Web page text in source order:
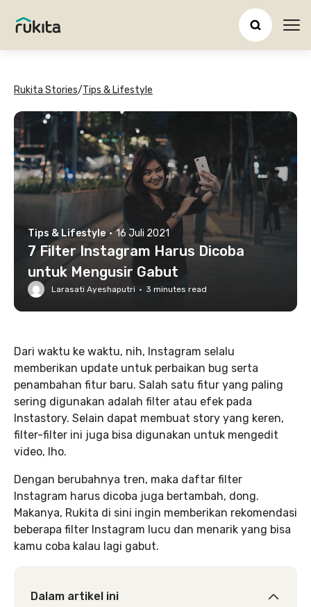
Rukita Stories/Tips & Lifestyle
Tips & Lifestyle · 16 Juli 2021
7 Filter Instagram Harus Dicoba
untuk Mengusir Gabut
Larasati Ayeshaputri · 3 minutes read
Dari waktu ke waktu, nih, Instagram selalu
memberikan update untuk perbaikan bug serta
penambahan fitur baru. Salah satu fitur yang paling
sering digunakan adalah filter atau efek pada
Instastory. Selain dapat membuat story yang keren,
filter-filter ini juga bisa digunakan untuk mengedit
video, lho.
Dengan berubahnya tren, maka daftar filter
Instagram harus dicoba juga bertambah, dong.
Makanya, Rukita di sini ingin memberikan rekomendasi
beberapa filter Instagram lucu dan menarik yang bisa
kamu coba kalau lagi gabut.
Dalam artikel ini